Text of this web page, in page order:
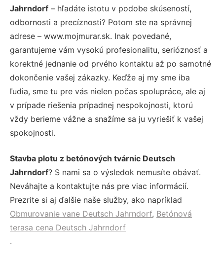
Jahrndorf – hľadáte istotu v podobe skúseností,
odbornosti a precíznosti? Potom ste na správnej
adrese – www.mojmurar.sk. Inak povedané,
garantujeme vám vysokú profesionalitu, serióznosť a
korektné jednanie od prvého kontaktu až po samotné
dokončenie vašej zákazky. Keďže aj my sme iba
ľudia, sme tu pre vás nielen počas spolupráce, ale aj
v prípade riešenia prípadnej nespokojnosti, ktorú
vždy berieme vážne a snažíme sa ju vyriešiť k vašej
spokojnosti.
Stavba plotu z betónových tvárnic Deutsch
Jahrndorf? S nami sa o výsledok nemusíte obávať.
Neváhajte a kontaktujte nás pre viac informácií.
Prezrite si aj ďalšie naše služby, ako napríklad
Obmurovanie vane Deutsch Jahrndorf, Betónová
terasa cena Deutsch Jahrndorf
.